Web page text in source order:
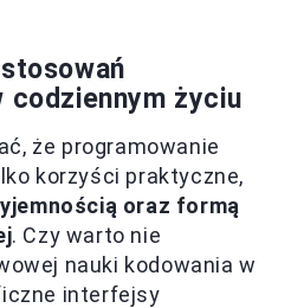
codziennym życiu
że programowanie
korzyści praktyczne,
oraz formą
. Czy warto nie
nauki kodowania w
interfejsy